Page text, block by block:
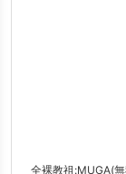
全裸教祖:MUGA(